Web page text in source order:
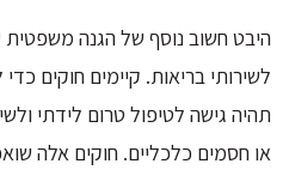
היבט חשוב נוסף של הגנה משפטית
לשירותי בריאות. קיימים חוקים
תהיה גישה לטיפול טרום לידתי
או חסמים כלכליים. חוקים אלה